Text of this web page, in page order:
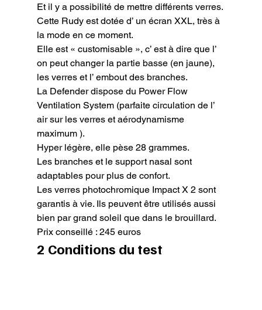
Et il y a possibilité de mettre différents verres.
Cette Rudy est dotée d’ un écran XXL, très à
la mode en ce moment.
Elle est « customisable », c’ est à dire que l’
on peut changer la partie basse (en jaune),
les verres et l’ embout des branches.
La Defender dispose du Power Flow
Ventilation System (parfaite circulation de l’
air sur les verres et aérodynamisme
maximum ).
Hyper légère, elle pèse 28 grammes.
Les branches et le support nasal sont
adaptables pour plus de confort.
Les verres photochromique Impact X 2 sont
garantis à vie. Ils peuvent être utilisés aussi
bien par grand soleil que dans le brouillard.
Prix conseillé : 245 euros
2 Conditions du test